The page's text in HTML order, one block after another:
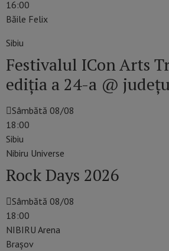
16:00
Băile Felix
Sibiu
Festivalul ICon Arts
ediția a 24-a @
Sâmbătă 08/08
18:00
Sibiu
Nibiru Universe
Rock Days 2026
Sâmbătă 08/08
18:00
NIBIRU Arena
Braşov